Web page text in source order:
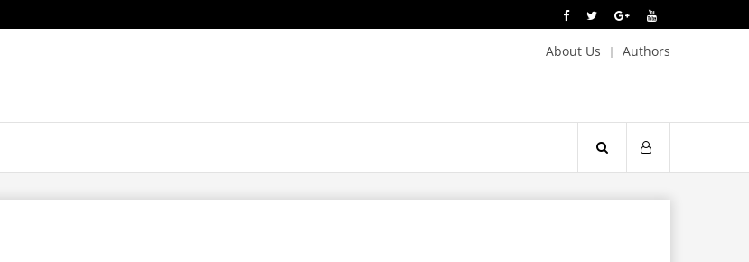
About Us Authors